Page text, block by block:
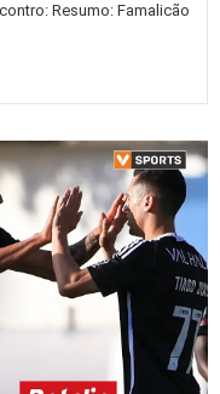
Resumo: Famalicão